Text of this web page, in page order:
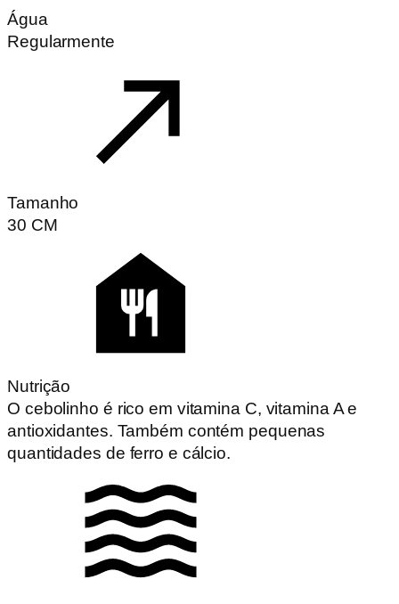
Água
Regularmente
Tamanho
30 CM
Nutrição
O cebolinho é rico em vitamina C, vitamina A e
antioxidantes. Também contém pequenas
quantidades de ferro e cálcio.